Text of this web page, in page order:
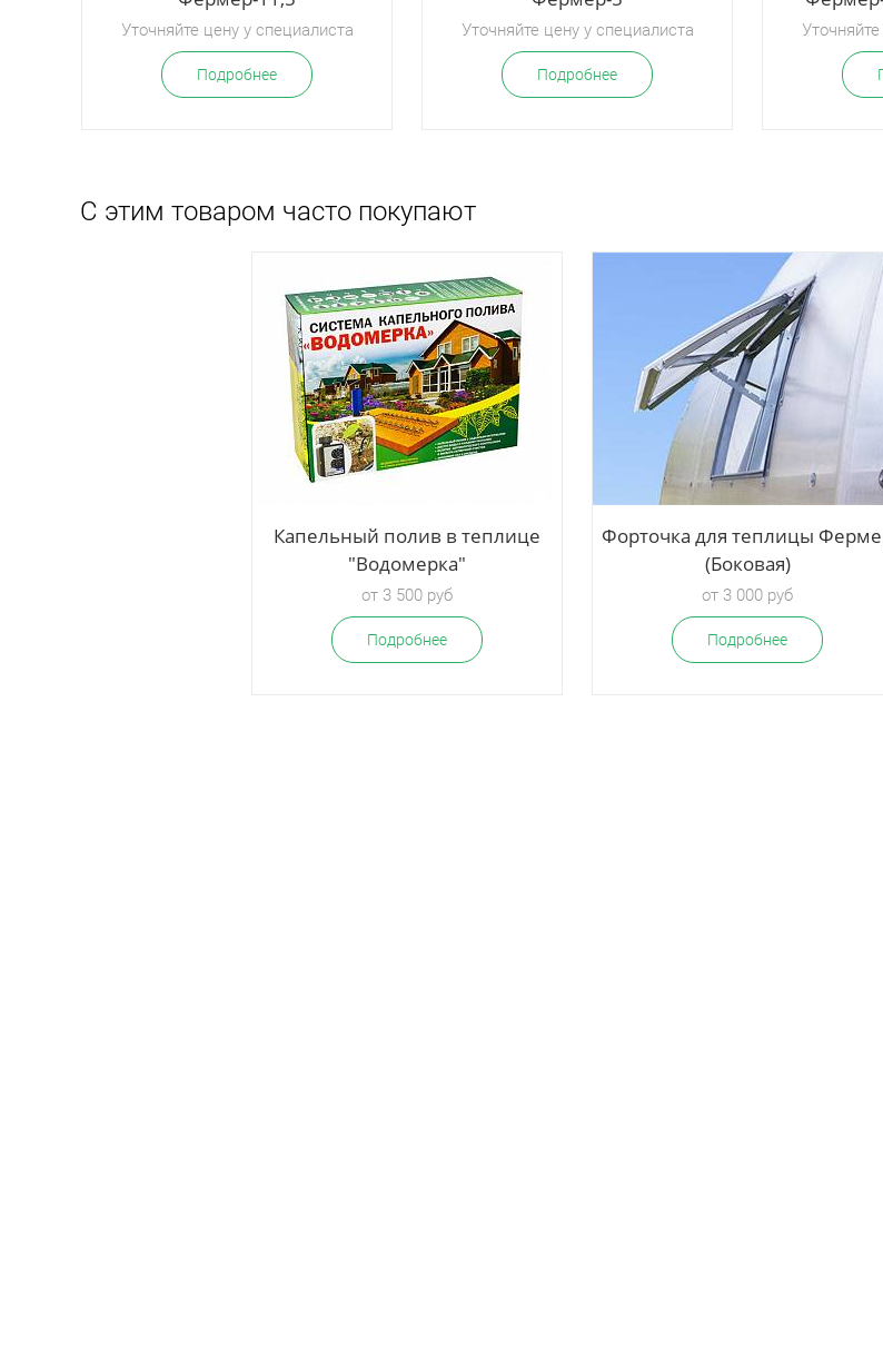
Уточняйте цену у специалиста
Подробнее
Уточняйте цену у специалиста
Подробнее
С этим товаром часто покупают
Капельный полив в теплице
"Водомерка"
от 3 500 руб
Подробнее
Форточка для теплицы
(Боковая)
от 3 000 руб
Подробнее